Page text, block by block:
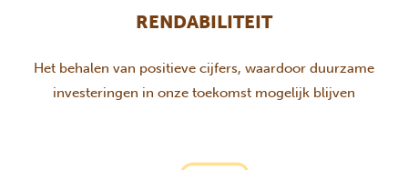
RENDABILITEIT
Het behalen van positieve cijfers, waardoor duurzame
investeringen in onze toekomst mogelijk blijven